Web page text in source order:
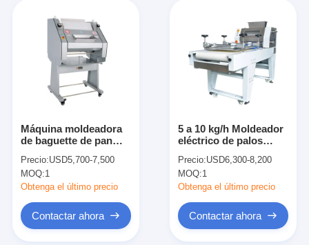
Máquina moldeadora
de baguette de pan
piezas/min
Precio:USD5,700-7,500
MOQ:1
Obtenga el último precio
Contactar ahora
5 a 10 kg/h Moldeador
eléctrico de palos
pan francés Baguette
Moldeador de masa
Precio:USD6,300-8,200
MOQ:1
Obtenga el último precio
Contactar ahora